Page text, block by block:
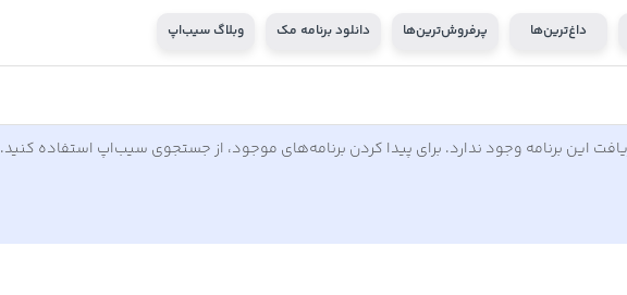
داغ‌ترین‌ها پرفروش‌ترین‌ها دانلود برنامه مک وبلاگ سیب‌اپ
این برنامه وجود ندارد. برای پیدا کردن برنامه‌های موجود، از جستجوی سیب‌اپ استفاده کنید.